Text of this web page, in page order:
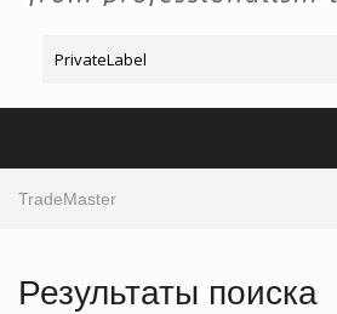
TradeMaster
Результаты поиска